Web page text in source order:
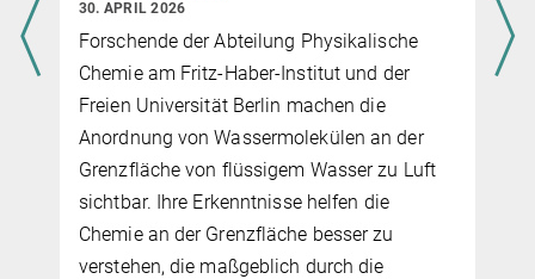
30. APRIL 2026
Forschende der Abteilung Physikalische
Chemie am Fritz-Haber-Institut und der
Freien Universität Berlin machen die
Anordnung von Wassermolekülen an der
Grenzfläche von flüssigem Wasser zu Luft
sichtbar. Ihre Erkenntnisse helfen die
Chemie an der Grenzfläche besser zu
verstehen, die maßgeblich durch die